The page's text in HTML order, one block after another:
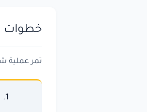
خطوات
تمر عملية
1. التواصل